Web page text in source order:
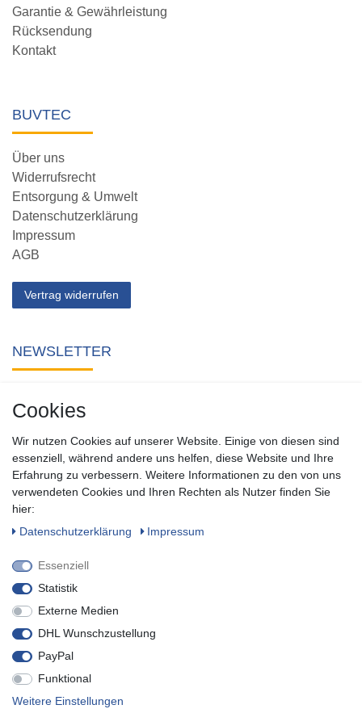
Garantie & Gewährleistung
Rücksendung
Kontakt
BUVTEC
Über uns
Widerrufsrecht
Entsorgung & Umwelt
Datenschutzerklärung
Impressum
AGB
Vertrag widerrufen
NEWSLETTER
Sie keine Neuigkeit oder Aktion aus unserem Shop.
Zum Newsletter anmelden
SOCIAL
Cookies
Wir nutzen Cookies auf unserer Website. Einige von diesen sind
essenziell, während andere uns helfen, diese Website und Ihre
Erfahrung zu verbessern. Weitere Informationen zu den von uns
verwendeten Cookies und Ihren Rechten als Nutzer finden Sie
hier:
Daten­schutz­erklärung
Impressum
Essenziell
Statistik
Externe Medien
DHL Wunschzustellung
PayPal
Funktional
Weitere Einstellungen